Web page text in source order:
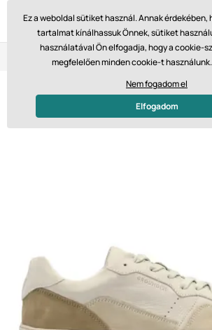
Visszaküldés 14 napon belül
Ez a weboldal sütiket használ. Annak érdekében,
tartalmat kínálhassuk Önnek, sütiket
használatával Ön elfogadja, hogy a cookie-
megfelelően minden cookie-t
Nem fogadom el
Elfogadom